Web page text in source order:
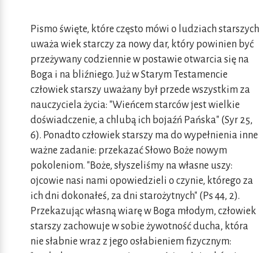
Pismo święte, które często mówi o ludziach starszych
uważa wiek starczy za nowy dar, który powinien być
przeżywany codziennie w postawie otwarcia się na
Boga i na bliźniego. Już w Starym Testamencie
człowiek starszy uważany był przede wszystkim za
nauczyciela życia: "Wieńcem starców jest wielkie
doświadczenie, a chlubą ich bojaźń Pańska" (Syr 25,
6). Ponadto człowiek starszy ma do wypełnienia inne
ważne zadanie: przekazać Słowo Boże nowym
pokoleniom. "Boże, słyszeliśmy na własne uszy:
ojcowie nasi nami opowiedzieli o czynie, którego za
ich dni dokonałeś, za dni starożytnych" (Ps 44, 2).
Przekazując własną wiarę w Boga młodym, człowiek
starszy zachowuje w sobie żywotność ducha, która
nie słabnie wraz z jego osłabieniem fizycznym: